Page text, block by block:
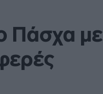
Πάσχα με